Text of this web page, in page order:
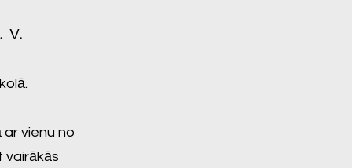
v.
ar vienu no
vairākās